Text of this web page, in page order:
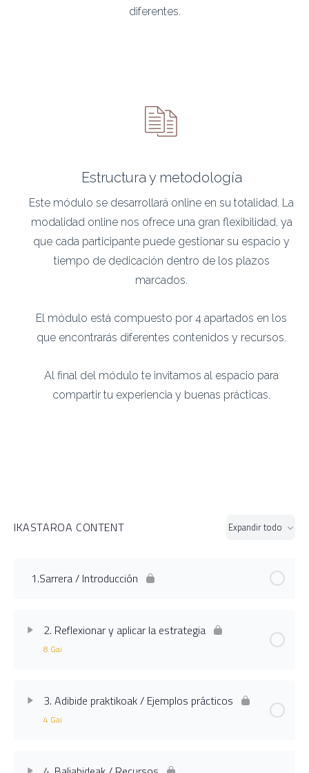
diferentes.
Estructura y metodología
Este módulo se desarrollará online en su totalidad. La
modalidad online nos ofrece una gran flexibilidad, ya
que cada participante puede gestionar su espacio y
tiempo de dedicación dentro de los plazos
marcados.
El módulo está compuesto por 4 apartados en los
que encontrarás diferentes contenidos y recursos.
Al final del módulo te invitamos al espacio para
compartir tu experiencia y buenas prácticas.
IKASTAROA CONTENT Expandir todo
Ikasgai
1.Sarrera / Introducción
2. Reflexionar y aplicar la estrategia
8 Gai
2.2. Identificar necesidades
3. Adibide praktikoak / Ejemplos prácticos
4 Gai